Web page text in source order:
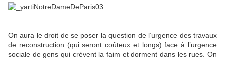
On aura le droit de se poser la question de l’urgence des travaux
de reconstruction (qui seront coûteux et longs) face à l’urgence
sociale de gens qui crèvent la faim et dorment dans les rues. On